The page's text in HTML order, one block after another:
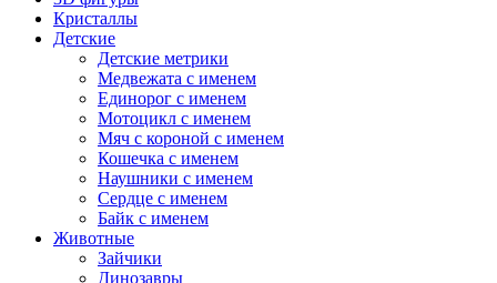
Кристаллы
Детские
Детские метрики
Медвежата с именем
Единорог с именем
Мотоцикл с именем
Мяч с короной с именем
Кошечка с именем
Наушники с именем
Сердце с именем
Байк с именем
Животные
Зайчики
Динозавры